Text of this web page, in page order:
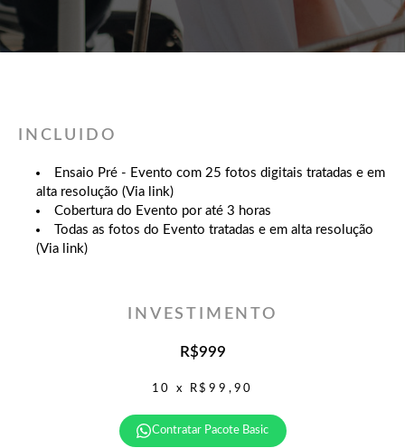
INCLUIDO
Ensaio Pré - Evento com 25 fotos digitais tratadas e em
alta resolução (Via link)
Cobertura do Evento por até 3 horas
Todas as fotos do Evento tratadas e em alta resolução
(Via link)
INVESTIMENTO
R$999
10 x R$99,90
Contratar Pacote Basic